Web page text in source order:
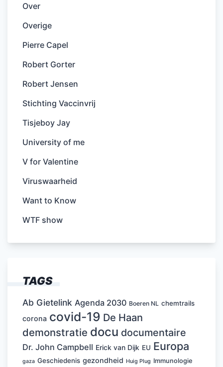
Over
Overige
Pierre Capel
Robert Gorter
Robert Jensen
Stichting Vaccinvrij
Tisjeboy Jay
University of me
V for Valentine
Viruswaarheid
Want to Know
WTF show
TAGS
Ab Gietelink Agenda 2030 Boeren NL chemtrails
corona covid-19 De Haan
demonstratie docu documentaire
Dr. John Campbell Erick van Dijk EU Europa
gaza Geschiedenis gezondheid Huig Plug Immunologie